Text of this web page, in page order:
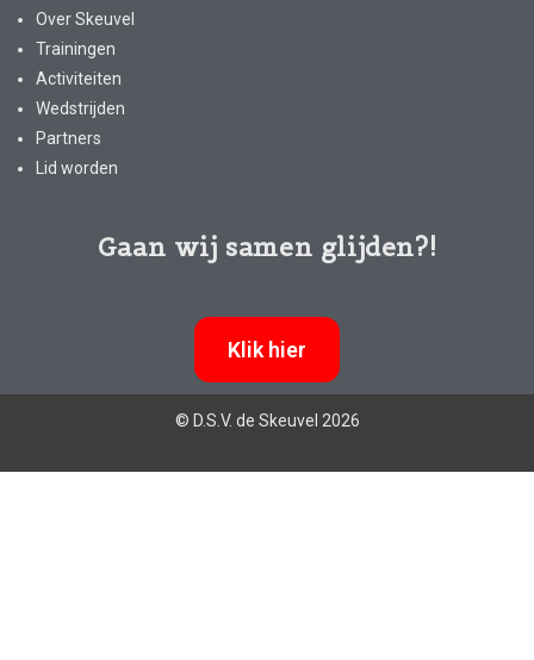
Over Skeuvel
Trainingen
Activiteiten
Wedstrijden
Partners
Lid worden
Gaan wij samen glijden?!
Klik hier
© D.S.V. de Skeuvel 2026